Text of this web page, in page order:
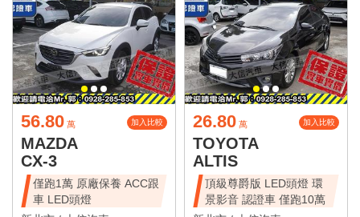
56.80 萬 加入比較
MAZDA
CX-3
僅跑1萬 原廠保養 ACC跟
車 LED頭燈
26.80 萬 加入比較
TOYOTA
ALTIS
頂級尊爵版 LED頭燈 環
景影音 認證車 僅跑10萬